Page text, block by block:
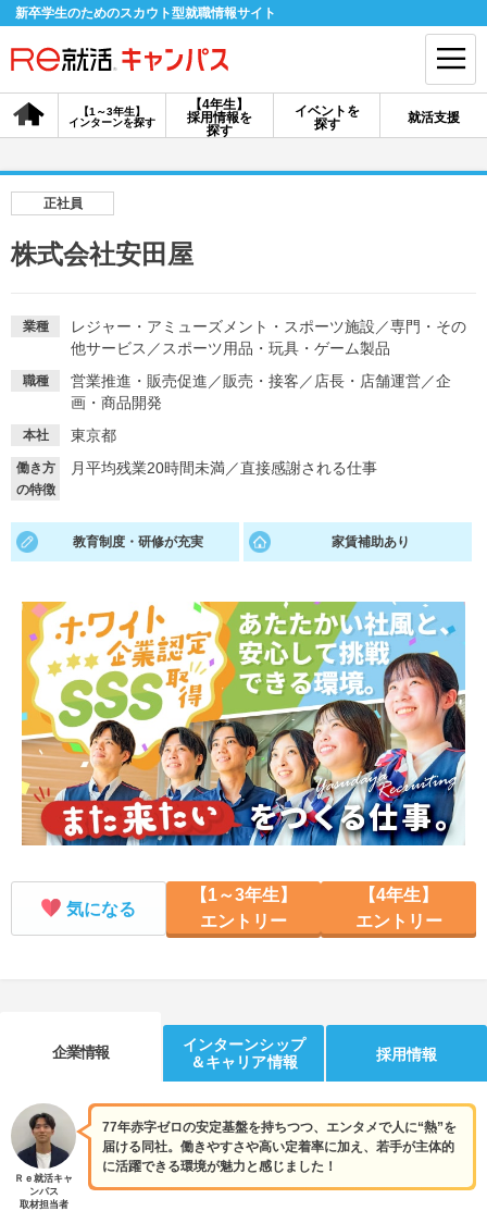
新卒学生のためのスカウト型就職情報サイト
【4年生】
採用情報を
探す
【1～3年生】
インターンを探す
イベントを
探す
就活支援
会員登録 ログイン
採用情報を探す
説明会を探す
インターンを探す
イベントを探す
就活ノウハウ・サポート
就活支援 就活コラム
適職診断
あなたに合う仕事を診断！
就活チャンネル
動画で対策講座をチェック
就活ニュースペーパー
就活時事ニュースを更新
よくある質問
不明点があればこちら
正社員
株式会社安田屋
業種 レジャー・アミューズメント・スポーツ施設 ／専門・その
他サービス ／ スポーツ用品・玩具・ゲーム製品
職種 営業推進・販売促進 ／販売・接客 ／ 店長・店舗運営／企
画・商品開発
本社 東京都
働き方
の特徴
月平均残業20時間未満／直接感謝される仕事
教育制度・研修が充実 家賃補助あり
気になる
【1～3年生】
エントリー
【4年生】
エントリー
企業情報
インターンシップ
＆キャリア情報
採用情報
77年赤字ゼロの安定基盤を持ちつつ、エンタメで人に“熱”を
届ける同社。働きやすさや高い定着率に加え、若手が主体的
に活躍できる環境が魅力と感じました！
Ｒｅ就活キャ
ンパス
取材担当者